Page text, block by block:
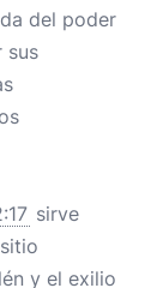
del poder
sus
sirve
y el exilio